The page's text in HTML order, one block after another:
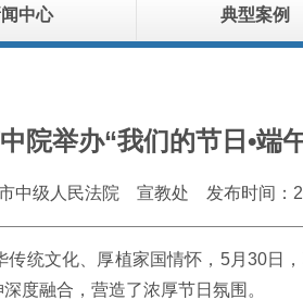
中心 典型案例
院举办“我们的节日•端
中级人民法院 宣教处 发布时间：
统文化、厚植家国情怀，5月30日
度融合，营造了浓厚节日氛围。